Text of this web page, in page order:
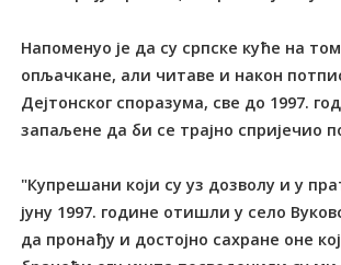
Напоменуо је да су српске куће на
опљачкане, али читаве и након
Дејтонског споразума, све до 1997.
запаљене да би се трајно спријечио
"Купрешани који су уз дозволу и у
јуну 1997. године отишли у село
да пронађу и достојно сахране оне